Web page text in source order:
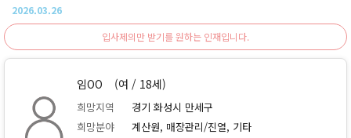
2026.03.26
입사제의만 받기를 원하는 인재입니다.
임OO (여 / 18세)
희망지역
경기 화성시 만세구
희망분야
계산원, 매장관리/진열, 기타